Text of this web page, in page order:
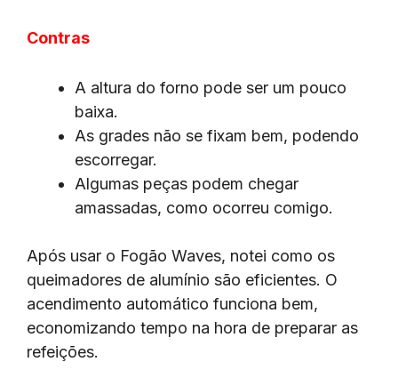
Contras
A altura do forno pode ser um pouco
baixa.
As grades não se fixam bem, podendo
escorregar.
Algumas peças podem chegar
amassadas, como ocorreu comigo.
Após usar o Fogão Waves, notei como os
queimadores de alumínio são eficientes. O
acendimento automático funciona bem,
economizando tempo na hora de preparar as
refeições.